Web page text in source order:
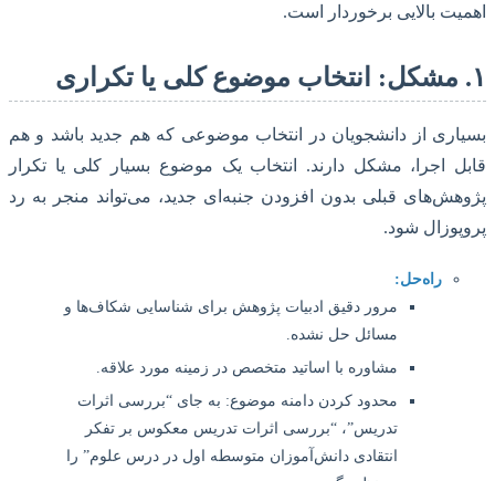
بالایی برخوردار است.
از دانشجویان در انتخاب موضوعی که هم جدید باشد و هم
اجرا، مشکل دارند. انتخاب یک موضوع بسیار کلی یا تکرار
قبلی بدون افزودن جنبه‌ای جدید، می‌تواند منجر به رد
شود.
راه‌حل:
مرور دقیق ادبیات پژوهش برای شناسایی شکاف‌ها و
مسائل حل نشده.
مشاوره با اساتید متخصص در زمینه مورد علاقه.
محدود کردن دامنه موضوع: به جای “بررسی اثرات
تدریس”، “بررسی اثرات تدریس معکوس بر تفکر
انتقادی دانش‌آموزان متوسطه اول در درس علوم” را